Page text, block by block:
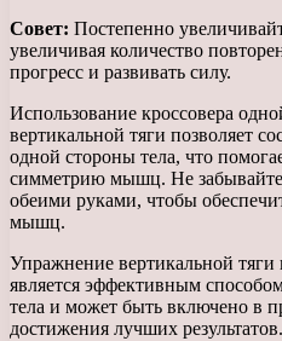
Совет: Постепенно
увеличивая количество
прогресс и развивать силу.
Использование кроссовера
вертикальной тяги позволяет
одной стороны тела, что
симметрию мышц. Не
обеими руками, чтобы
мышц.
Упражнение вертикальной тяги
является эффективным
тела и может быть включено в
достижения лучших результатов.